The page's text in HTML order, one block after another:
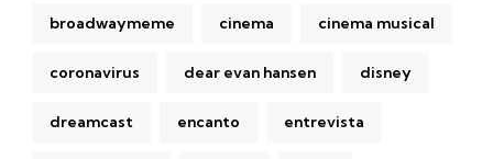
broadwaymeme cinema cinema musical
coronavirus dear evan hansen disney
dreamcast encanto entrevista